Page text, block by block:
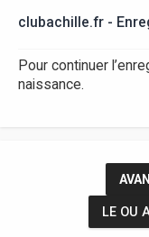
clubachille.fr -
Pour continuer
naissance.
LE OU